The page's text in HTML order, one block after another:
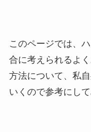
このページでは、
合に考えられるよ
方法について、私
いくので参考にして